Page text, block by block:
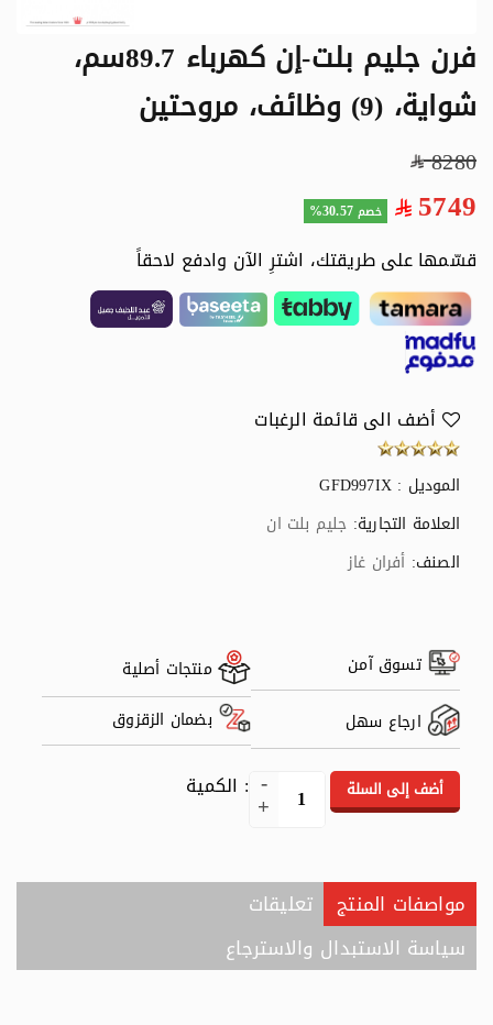
فرن جليم بلت-إن كهرباء 89.7سم،
شواية، (9) وظائف، مروحتين
8280
5749 خصم30.57%
قسّمها على طريقتك، اشترِ الآن وادفع لاحقاً
أضف الى قائمة الرغبات
الموديل : GFD997IX
العلامة التجارية: جليم بلت ان
الصنف: أفران غاز
تسوق آمن
منتجات أصلية
ارجاع سهل
بضمان الزقزوق
: الكمية أضف إلى السلة
مواصفات المنتج
تعليقات
سياسة الاستبدال والاسترجاع